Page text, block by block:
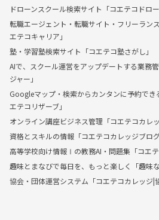
ドローンスクール検索サイト「コエテコドロー
転職エージェント・転職サイト・フリーラン
エテコキャリア」
塾・学習塾検索サイト「コエテコ塾さがし」
AIで、スクール運営をアップデートする業務
ジャー」
Googleマップ・検索からカンタンに予約で
エテコリザーブ」
オンライン講座ビジネス管理「コエテコカレッ
資格とスキルの情報「コエテコカレッジブログ
高等学校向け情報Ⅰの教務AI・問題集「コエテ
趣味とまなびで毎日を、もっと楽しく「趣味な
協会・団体運営システム「コエテコカレッジ|